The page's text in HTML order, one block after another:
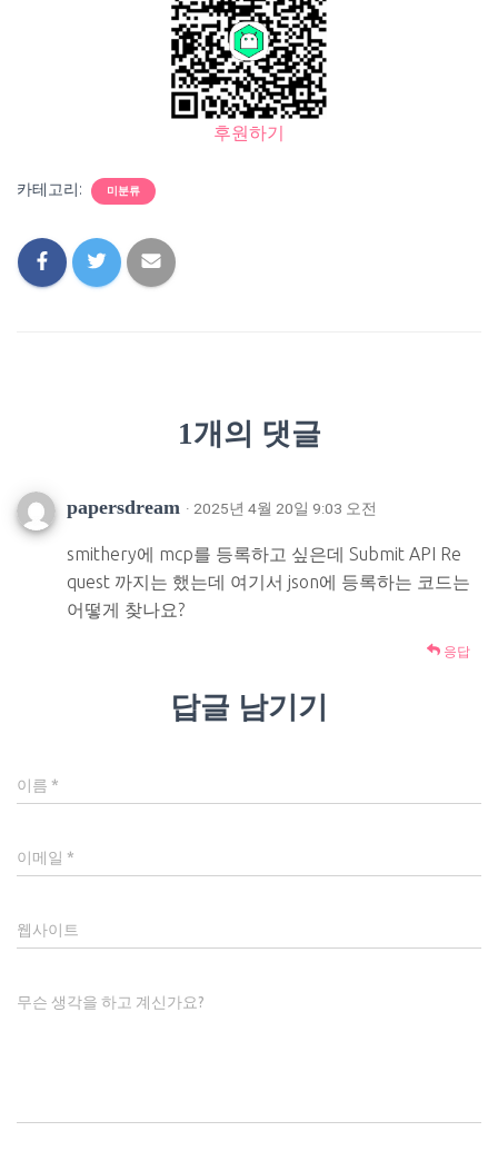
후원하기
카테고리: 미분류
1개의 댓글
papersdream · 2025년 4월 20일 9:03 오전
smithery에 mcp를 등록하고 싶은데 Submit API Re
quest 까지는 했는데 여기서 json에 등록하는 코드는
어떻게 찾나요?
응답
답글 남기기
이름 *
이메일 *
웹사이트
무슨 생각을 하고 계신가요?